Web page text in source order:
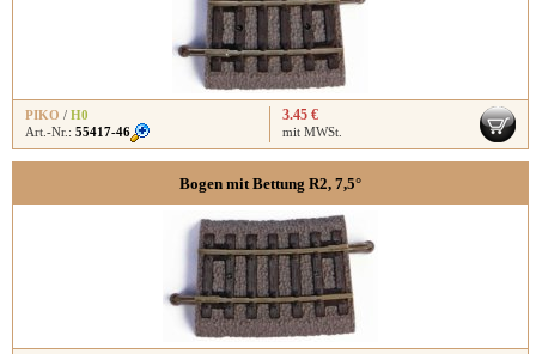
PIKO / H0
Art.-Nr.: 55417-46
3.45 €
mit MWSt.
Bogen mit Bettung R2, 7,5°